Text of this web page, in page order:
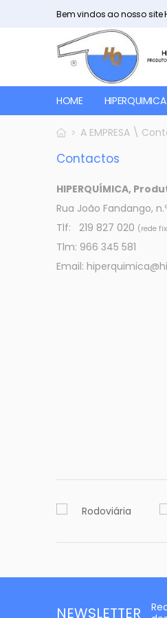
Bem vindos ao nosso site
HOME HIPERQUIMICA
A EMPRESA \
Contactos
HIPERQUÍMICA,
Rua João Fandango,
Tlf: 219 827 020 (rede
Tlm: 966 345 581
Email:
NEWSLETTER